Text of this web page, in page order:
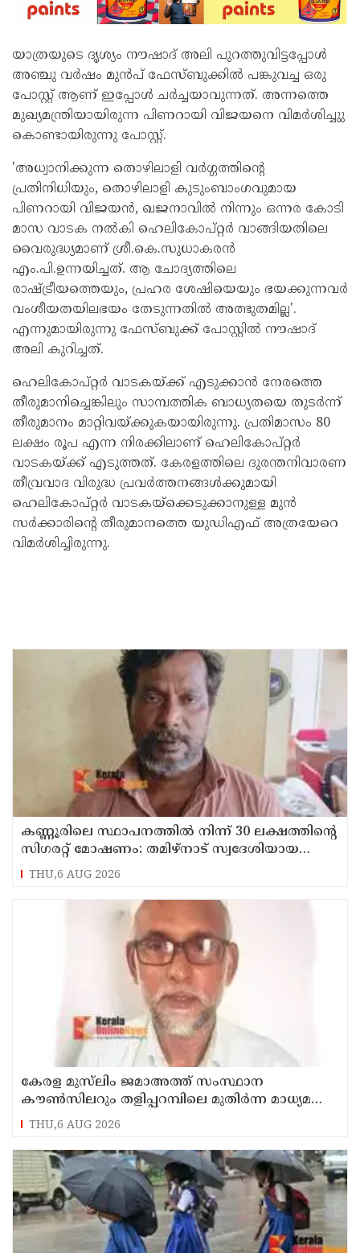
യാത്രയുടെ ദൃശ്യം നൗഷാദ് അലി പുറത്തുവിട്ടപ്പോള്‍
അഞ്ചു വര്‍ഷം മുന്‍പ് ഫേസ്ബുക്കില്‍ പങ്കുവച്ച ഒരു
പോസ്റ്റ് ആണ് ഇപ്പോള്‍ ചര്‍ച്ചയാവുന്നത്. അന്നത്തെ
മുഖ്യമന്ത്രിയായിരുന്ന പിണറായി വിജയനെ വിമര്‍ശിച്ചുു
കൊണ്ടായിരുന്നു പോസ്റ്റ്.
'അധ്വാനിക്കുന്ന തൊഴിലാളി വര്‍ഗ്ഗത്തിന്റെ
പ്രതിനിധിയും, തൊഴിലാളി കുടുംബാംഗവുമായ
പിണറായി വിജയന്‍, ഖജനാവില്‍ നിന്നും ഒന്നര കോടി
മാസ വാടക നല്‍കി ഹെലികോപ്റ്റര്‍ വാങ്ങിയതിലെ
വൈരുദ്ധ്യമാണ് ശ്രീ.കെ.സുധാകരന്‍
എം.പി.ഉന്നയിച്ചത്. ആ ചോദ്യത്തിലെ
രാഷ്ട്രീയത്തെയും, പ്രഹര ശേഷിയെയും ഭയക്കുന്നവര്‍
വംശീയതയിലഭയം തേടുന്നതില്‍ അത്ഭുതമില്ല'.
എന്നുമായിരുന്നു ഫേസ്ബുക്ക് പോസ്റ്റില്‍ നൗഷാദ്
അലി കുറിച്ചത്.
ഹെലികോപ്റ്റര്‍ വാടകയ്ക്ക് എടുക്കാന്‍ നേരത്തെ
തീരുമാനിച്ചെങ്കിലും സാമ്പത്തിക ബാധ്യതയെ തുടര്‍ന്ന്
തീരുമാനം മാറ്റിവയ്ക്കുകയായിരുന്നു. പ്രതിമാസം 80
ലക്ഷം രൂപ എന്ന നിരക്കിലാണ് ഹെലികോപ്റ്റര്‍
വാടകയ്ക്ക് എടുത്തത്. കേരളത്തിലെ ദുരന്തനിവാരണ
തീവ്രവാദ വിരുദ്ധ പ്രവര്‍ത്തനങ്ങള്‍ക്കുമായി
ഹെലികോപ്റ്റര്‍ വാടകയ്‌ക്കെടുക്കാനുള്ള മുന്‍
സര്‍ക്കാരിന്റെ തീരുമാനത്തെ യുഡിഎഫ് അത്രയേറെ
വിമര്‍ശിച്ചിരുന്നു.
കണ്ണൂരിലെ സ്ഥാപനത്തിൽ നിന്ന് 30 ലക്ഷത്തിന്റെ
സിഗരറ്റ് മോഷണം: തമിഴ്‌നാട് സ്വദേശിയായ
സെയിൽസ്മാൻ തെങ്കാശിയിൽ പിടിയിൽ
THU,6 AUG 2026
കേരള മുസ്‌ലിം ജമാഅത്ത് സംസ്ഥാന
കൗൺസിലറും തളിപ്പറമ്പിലെ മുതിർന്ന മാധ്യമ
പ്രവർത്തകനുമായ ബി എ അലി മൊഗ്രാൽ
നിര്യാതനായി
THU,6 AUG 2026